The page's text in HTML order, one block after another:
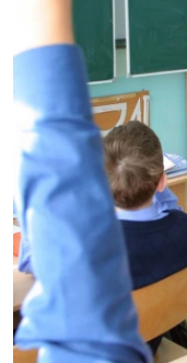
No media